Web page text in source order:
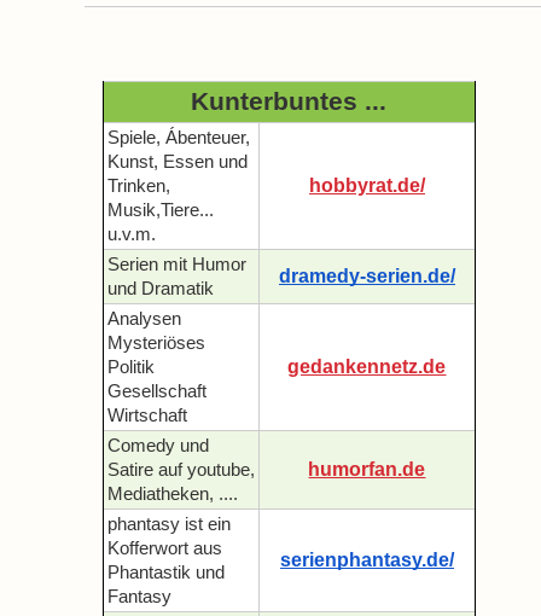
Kunterbuntes ...
Spiele, Ábenteuer,
Kunst, Essen und
Trinken,
Musik,Tiere...
u.v.m.
hobbyrat.de/
Serien mit Humor
und Dramatik
dramedy-serien.de/
Analysen
Mysteriöses
Politik
Gesellschaft
Wirtschaft
gedankennetz.de
Comedy und
Satire auf youtube,
Mediatheken, ....
humorfan.de
phantasy ist ein
Kofferwort aus
Phantastik und
Fantasy
serienphantasy.de/